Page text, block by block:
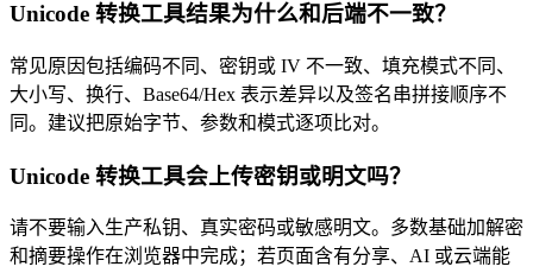
Unicode 转换工具结果为什么和后端不一致？
常见原因包括编码不同、密钥或 IV 不一致、填充模式不同、
大小写、换行、Base64/Hex 表示差异以及签名串拼接顺序不
同。建议把原始字节、参数和模式逐项比对。
Unicode 转换工具会上传密钥或明文吗？
请不要输入生产私钥、真实密码或敏感明文。多数基础加解密
和摘要操作在浏览器中完成；若页面含有分享、AI 或云端能